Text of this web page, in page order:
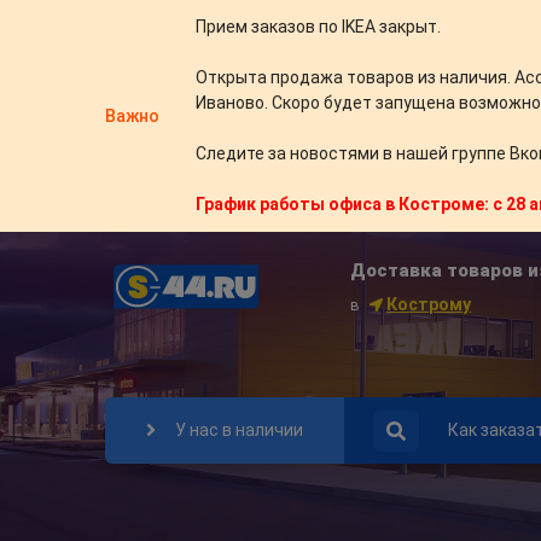
Важно
Прием заказов по IKEA закрыт.
Открыта продажа товаров из наличия.
Иваново. Скоро будет запущена
Следите за новостями в нашей группе
График работы офиса в Костроме: с 28
Доставка товаров
в Кострому
У нас в наличии Как